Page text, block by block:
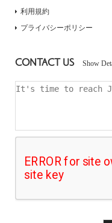
利用規約
プライバシーポリシー
CONTACT US Show